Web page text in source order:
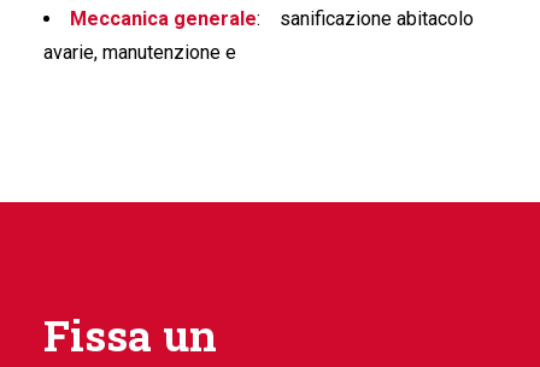
Meccanica generale:
avarie, manutenzione e
sanificazione abitacolo
Fissa un